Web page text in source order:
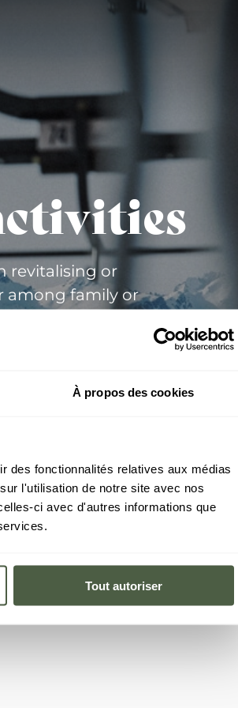
À propos des cookies
des fonctionnalités relatives aux médias
l'utilisation de notre site avec nos
ci avec d'autres informations que
Tout autoriser
revitalising or
among family or